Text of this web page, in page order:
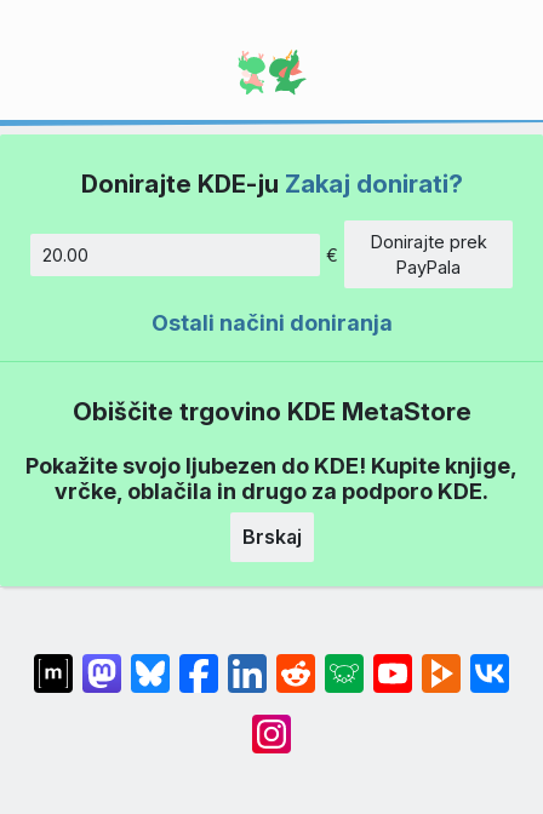
Donirajte KDE-ju Zakaj donirati?
Znesek
€
Donirajte prek
PayPala
Ostali načini doniranja
Obiščite trgovino KDE MetaStore
Pokažite svojo ljubezen do KDE! Kupite knjige,
vrčke, oblačila in drugo za podporo KDE.
Brskaj